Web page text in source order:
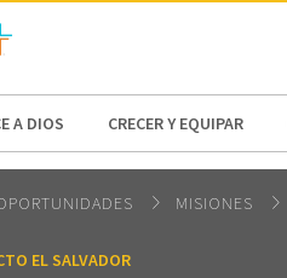
A DIOS CRECER Y EQUIPAR
MISIONES
EL SALVADOR